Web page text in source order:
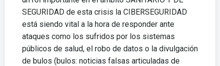
SEGURIDAD de esta crisis la CIBERSEGURIDAD
está siendo vital a la hora de responder ante
ataques como los sufridos por los sistemas
públicos de salud, el robo de datos o la divulgación
de bulos (bulos: noticias falsas articuladas de